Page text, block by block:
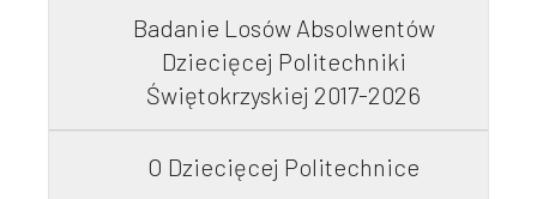
Badanie Losów Absolwentów
Dziecięcej Politechniki
Świętokrzyskiej 2017-2026
O Dziecięcej Politechnice
Domy
studenckie